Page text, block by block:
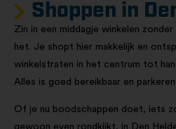
Shoppen in
Zin in een middagje winkelen
het. Je shopt hier makkelijk en
winkelstraten in het centrum tot
Alles is goed bereikbaar en
Of je nu boodschappen doet, iets